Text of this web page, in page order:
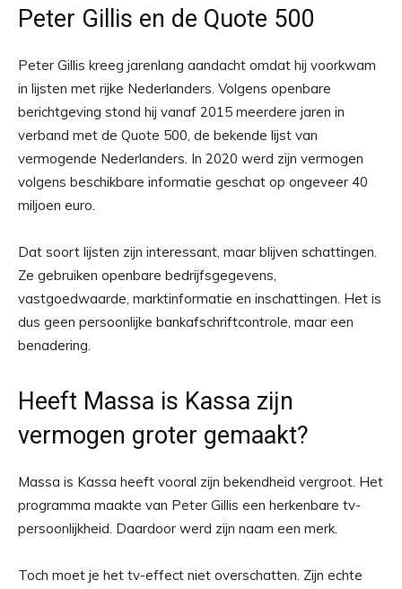
Peter Gillis en de Quote 500
Peter Gillis kreeg jarenlang aandacht omdat hij voorkwam
in lijsten met rijke Nederlanders. Volgens openbare
berichtgeving stond hij vanaf 2015 meerdere jaren in
verband met de Quote 500, de bekende lijst van
vermogende Nederlanders. In 2020 werd zijn vermogen
volgens beschikbare informatie geschat op ongeveer 40
miljoen euro.
Dat soort lijsten zijn interessant, maar blijven schattingen.
Ze gebruiken openbare bedrijfsgegevens,
vastgoedwaarde, marktinformatie en inschattingen. Het is
dus geen persoonlijke bankafschriftcontrole, maar een
benadering.
Heeft Massa is Kassa zijn
vermogen groter gemaakt?
Massa is Kassa heeft vooral zijn bekendheid vergroot. Het
programma maakte van Peter Gillis een herkenbare tv-
persoonlijkheid. Daardoor werd zijn naam een merk.
Toch moet je het tv-effect niet overschatten. Zijn echte